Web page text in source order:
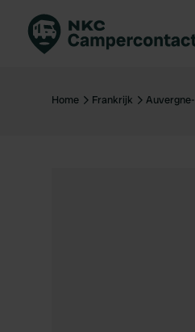
Nederland
Home Frankrijk